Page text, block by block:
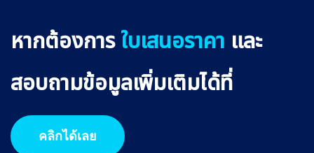
หากต้องการใบเสนอราคา และ
สอบถามข้อมูลเพิ่มเติมได้ที่
คลิกได้เลย